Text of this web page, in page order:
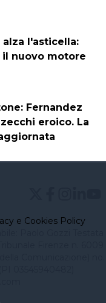
l'asticella:
il nuovo motore
Fernandez
eroico. La
e Cookies Policy